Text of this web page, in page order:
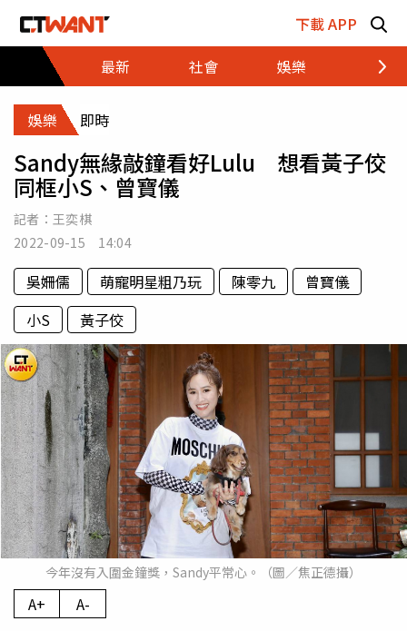
下載 APP
最新
社會 娛樂 財經
娛樂 即時
Sandy無緣敲鐘看好Lulu 想看黃子佼
同框小S、曾寶儀
記者： 王奕棋
2022-09-15 14:04
吳姍儒 萌寵明星粗乃玩 陳零九
曾寶儀
小S
黃子佼
今年沒有入圍金鐘獎，Sandy平常心。（圖／焦正德攝）
A+ A-